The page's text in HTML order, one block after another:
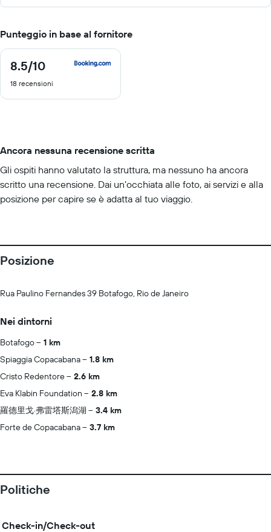
Punteggio in base al fornitore
8.5/10
8.5
10
18 recensioni
Ancora nessuna recensione scritta
Gli ospiti hanno valutato la struttura, ma nessuno ha ancora
scritto una recensione. Dai un'occhiata alle foto, ai servizi e alla
posizione per capire se è adatta al tuo viaggio.
Posizione
Rua Paulino Fernandes 39 Botafogo, Rio de Janeiro
Nei dintorni
Botafogo
1 km
Spiaggia Copacabana
1.8 km
Cristo Redentore
2.6 km
Eva Klabin Foundation
2.8 km
羅德里戈·弗雷塔斯潟湖
3.4 km
Forte de Copacabana
3.7 km
Politiche
Check-in/Check-out